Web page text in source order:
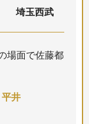
埼玉西武
場面で佐藤都
平井